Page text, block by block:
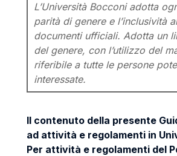
L’Università Bocconi adotta
parità di genere e l’inclusività
documenti ufficiali. Adotta un
del genere, con l’utilizzo del
riferibile a tutte le persone
interessate.
Il contenuto della presente
ad attività e regolamenti in
Per attività e regolamenti del